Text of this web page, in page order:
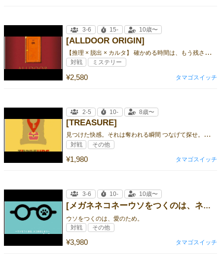
[ALLDOOR ORIGIN]
【
推理 × 脱出 × カルタ】 確かめる時間は、もう残されていない ー
¥2,580
3-6 15- 10歳〜
対戦 ミステリー
タマゴスイッチ
[TREASURE]
見
つけた快感。それは奪われる瞬間 つなげて探せ。お宝争奪バトル！
¥1,980
2-5 10- 8歳〜
対戦 その他
タマゴスイッチ
[メガネネコネーウソをつくのは、ネコのはじまりー]
ウソをつくのは、愛のため。
¥3,980
3-6 10- 10歳〜
対戦 その他
タマゴスイッチ